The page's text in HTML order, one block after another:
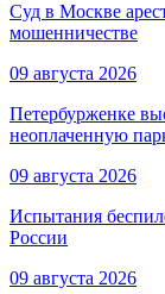
Суд в Москве
мошенничестве
09 августа 2026
Петербурженке
неоплаченную
09 августа 2026
Испытания
России
09 августа 2026